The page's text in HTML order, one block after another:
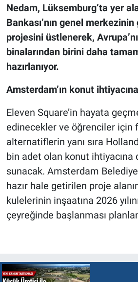
Nedam, Lüksemburg’ta yer
Bankası’nın genel
projesini üstlenerek,
binalarından birini daha
hazırlanıyor.
Amsterdam’ın konut
Eleven Square’in hayata
edinecekler ve öğrenciler için
alternatiflerin yanı sıra
bin adet olan konut ihtiyacına
sunacak. Amsterdam
hazır hale getirilen proje
kulelerinin inşaatına 2026
çeyreğinde başlanması